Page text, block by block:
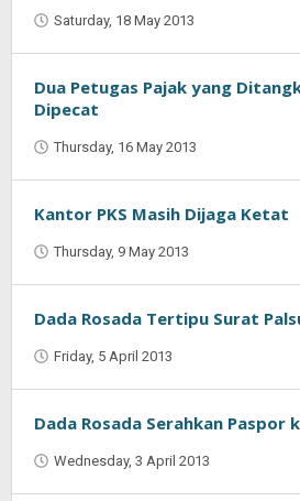
Saturday, 18 May 2013
Dua Petugas Pajak yang
Dipecat
Thursday, 16 May 2013
Kantor PKS Masih Dijaga Ketat
Thursday, 9 May 2013
Dada Rosada Tertipu Surat
Friday, 5 April 2013
Dada Rosada Serahkan Paspor
Wednesday, 3 April 2013